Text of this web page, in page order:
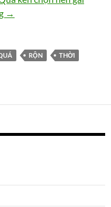
Quá bận rộn, tôi không
→
RỘN
THỜI